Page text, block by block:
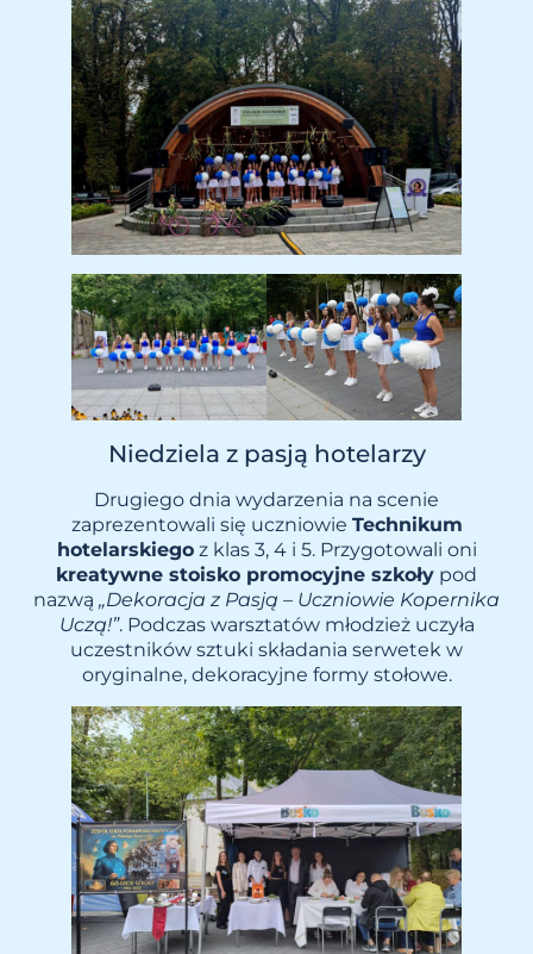
Niedziela z pasją hotelarzy
Drugiego dnia wydarzenia na scenie
zaprezentowali się uczniowie Technikum
hotelarskiegoz klas 3, 4 i 5. Przygotowali oni
kreatywne stoisko promocyjne szkoły pod
nazwą „Dekoracja z Pasją – Uczniowie Kopernika
Uczą!”. Podczas warsztatów młodzież uczyła
uczestników sztuki składania serwetek w
oryginalne, dekoracyjne formy stołowe.